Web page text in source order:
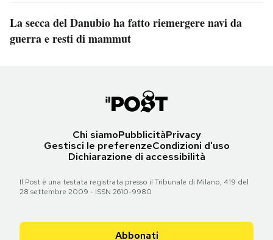
La secca del Danubio ha fatto riemergere navi da
guerra e resti di mammut
Chi siamoPubblicitàPrivacy
Gestisci le preferenzeCondizioni d'uso
Dichiarazione di accessibilità
Il Post è una testata registrata presso il Tribunale di Milano, 419 del
28 settembre 2009 - ISSN 2610-9980
Abbonati